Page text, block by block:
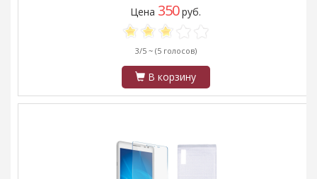
Цена 350руб.
3/5 ~ (5 голосов)
В корзину